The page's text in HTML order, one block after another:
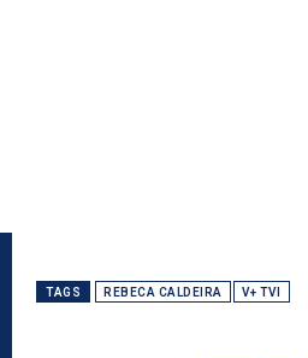
TAGS REBECA CALDEIRA V+ TVI